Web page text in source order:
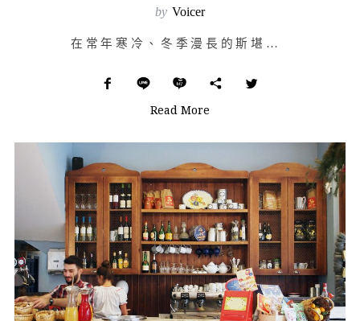
by Voicer
在常年寒冷、冬季漫長的斯堪地那維亞半島，每年每人平均要喝 1000 杯以上的咖啡。每天，從早餐佐麥片…
Read More